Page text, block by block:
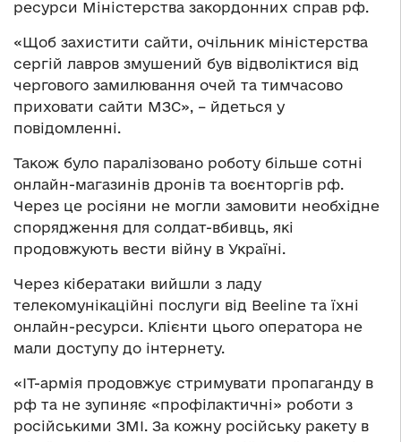
ресурси Міністерства закордонних справ рф.
«Щоб захистити сайти, очільник міністерства
сергій лавров змушений був відволіктися від
чергового замилювання очей та тимчасово
приховати сайти МЗС», – йдеться у
повідомленні.
Також було паралізовано роботу більше сотні
онлайн-магазинів дронів та воєнторгів рф.
Через це росіяни не могли замовити необхідне
спорядження для солдат-вбивць, які
продовжують вести війну в Україні.
Через кібератаки вийшли з ладу
телекомунікаційні послуги від Beeline та їхні
онлайн-ресурси. Клієнти цього оператора не
мали доступу до інтернету.
«IT-армія продовжує стримувати пропаганду в
рф та не зупиняє «профілактичні» роботи з
російськими ЗМІ. За кожну російську ракету в